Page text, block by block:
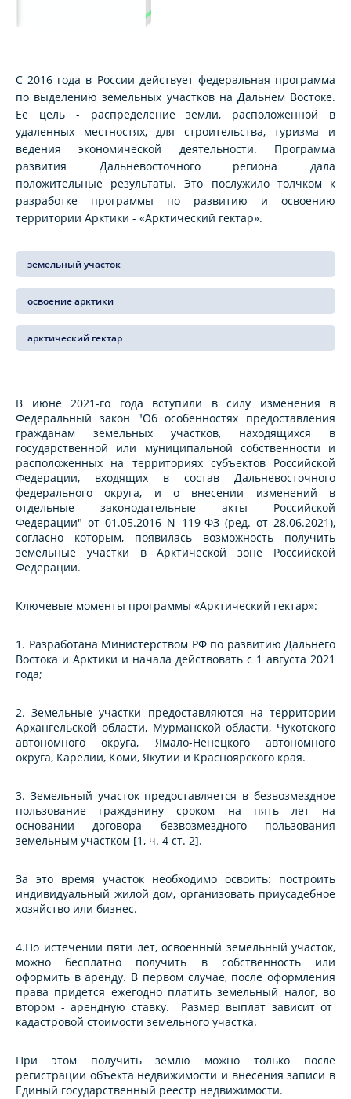
С 2016 года в России действует федеральная программа
по выделению земельных участков на Дальнем Востоке.
Её цель - распределение земли, расположенной в
удаленных местностях, для строительства, туризма и
ведения экономической деятельности. Программа
развития Дальневосточного региона дала
положительные результаты. Это послужило толчком к
разработке программы по развитию и освоению
территории Арктики - «Арктический гектар».
земельный участок
освоение арктики
арктический гектар
В июне 2021-го года вступили в силу изменения в
Федеральный закон "Об особенностях предоставления
гражданам земельных участков, находящихся в
государственной или муниципальной собственности и
расположенных на территориях субъектов Российской
Федерации, входящих в состав Дальневосточного
федерального округа, и о внесении изменений в
отдельные законодательные акты Российской
Федерации" от 01.05.2016 N 119-ФЗ (ред. от 28.06.2021),
согласно которым, появилась возможность получить
земельные участки в Арктической зоне Российской
Федерации.
Ключевые моменты программы «Арктический гектар»:
1. Разработана Министерством РФ по развитию Дальнего
Востока и Арктики и начала действовать с 1 августа 2021
года;
2. Земельные участки предоставляются на территории
Архангельской области, Мурманской области, Чукотского
автономного округа, Ямало-Ненецкого автономного
округа, Карелии, Коми, Якутии и Красноярского края.
3. Земельный участок предоставляется в безвозмездное
пользование гражданину сроком на пять лет на
основании договора безвозмездного пользования
земельным участком [1, ч. 4 ст. 2].
За это время участок необходимо освоить: построить
индивидуальный жилой дом, организовать приусадебное
хозяйство или бизнес.
4.По истечении пяти лет, освоенный земельный участок,
можно бесплатно получить в собственность или
оформить в аренду. В первом случае, после оформления
права придется ежегодно платить земельный налог, во
втором - арендную ставку. Размер выплат зависит от
кадастровой стоимости земельного участка.
При этом получить землю можно только после
регистрации объекта недвижимости и внесения записи в
Единый государственный реестр недвижимости.